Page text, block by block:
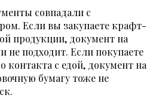
совпадали с
Если вы закупаете крафт-
продукции, документ на
не подходит. Если покупаете
контакта с едой, документ на
бумагу тоже не